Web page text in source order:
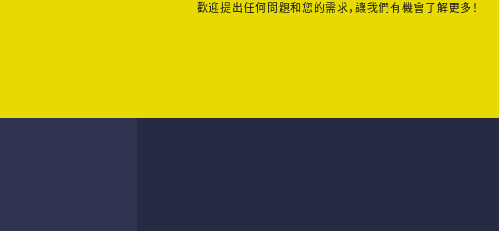
歡迎提出任何問題和您的需求，讓我們有機會了解更多！